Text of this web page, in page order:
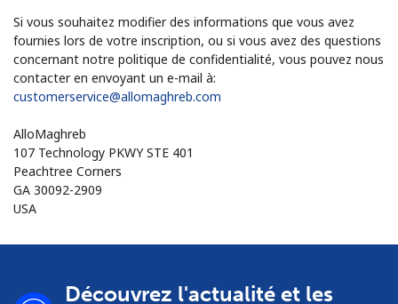
Si vous souhaitez modifier des informations que vous avez
fournies lors de votre inscription, ou si vous avez des questions
concernant notre politique de confidentialité, vous pouvez nous
contacter en envoyant un e-mail à:
customerservice@allomaghreb.com
AlloMaghreb
107 Technology PKWY STE 401
Peachtree Corners
GA 30092-2909
USA
Découvrez l'actualité et les